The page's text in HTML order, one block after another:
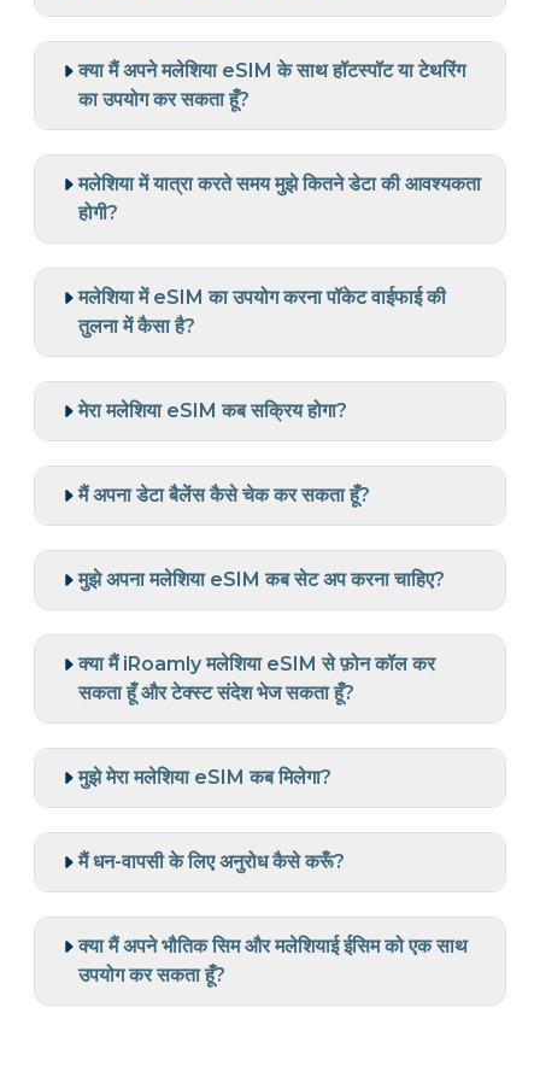
क्या मैं अपने मलेशिया eSIM के साथ हॉटस्पॉट या टेथरिंग
का उपयोग कर सकता हूँ?
मलेशिया में यात्रा करते समय मुझे कितने डेटा की आवश्यकता
होगी?
मलेशिया में eSIM का उपयोग करना पॉकेट वाईफाई की
तुलना में कैसा है?
मेरा मलेशिया eSIM कब सक्रिय होगा?
मैं अपना डेटा बैलेंस कैसे चेक कर सकता हूँ?
मुझे अपना मलेशिया eSIM कब सेट अप करना चाहिए?
क्या मैं iRoamly मलेशिया eSIM से फ़ोन कॉल कर
सकता हूँ और टेक्स्ट संदेश भेज सकता हूँ?
मुझे मेरा मलेशिया eSIM कब मिलेगा?
मैं धन-वापसी के लिए अनुरोध कैसे करूँ?
क्या मैं अपने भौतिक सिम और मलेशियाई ईसिम को एक साथ
उपयोग कर सकता हूँ?